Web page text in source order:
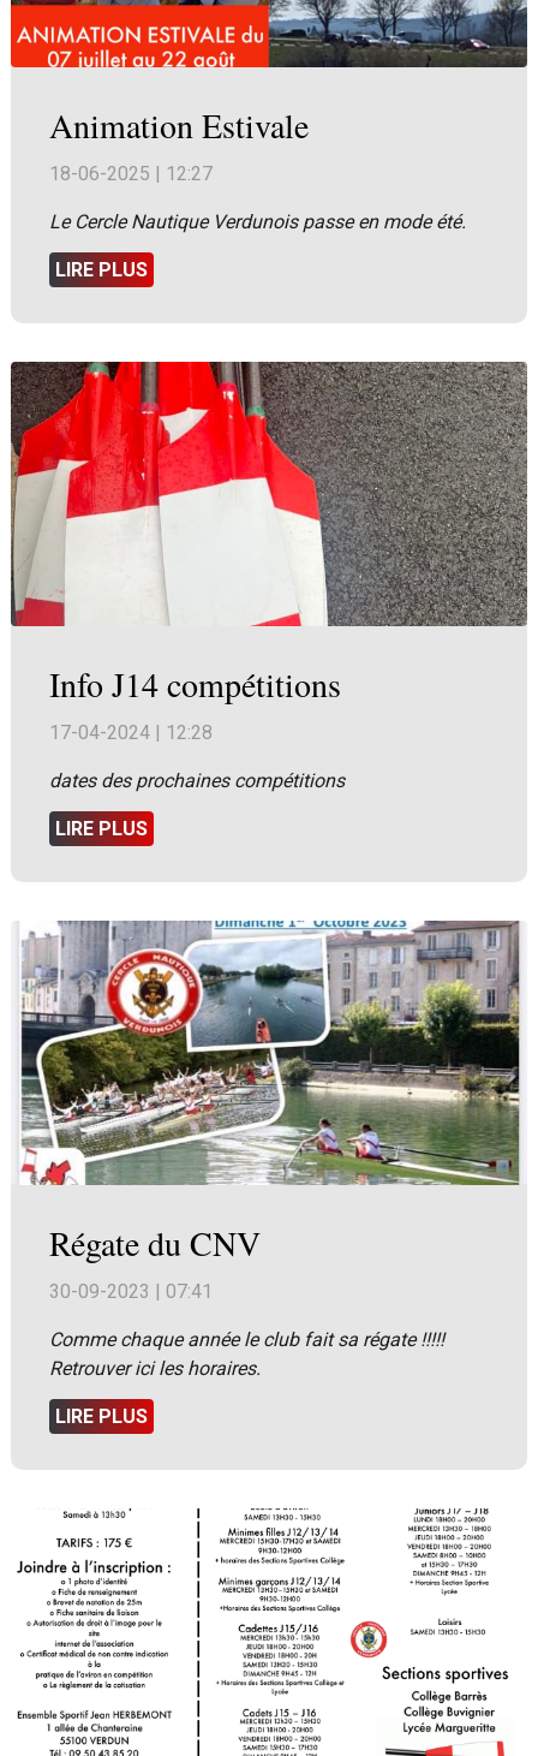
Animation Estivale
18-06-2025 | 12:27
Le Cercle Nautique Verdunois passe en mode été.
LIRE PLUS
Info J14 compétitions
17-04-2024 | 12:28
dates des prochaines compétitions
LIRE PLUS
Régate du CNV
30-09-2023 | 07:41
Comme chaque année le club fait sa régate !!!!!
Retrouver ici les horaires.
LIRE PLUS